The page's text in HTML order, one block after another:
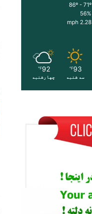
56%
2.28 mph
93
℉
سه شنبه
92
℉
چهارشنبه